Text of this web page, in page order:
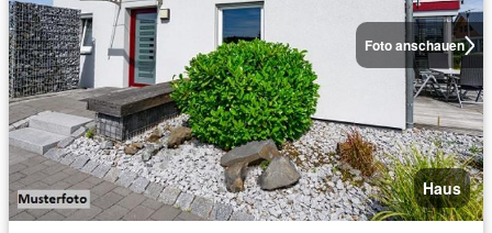
Foto anschauen
Haus